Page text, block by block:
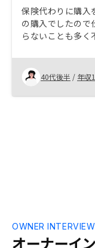
保険代わりに購入
の購入でしたので
らないことも多く
担当の方にひと
き、質問に対して
とで安心出来まし
40代後半 / 年収
オーナーイ
OWNER